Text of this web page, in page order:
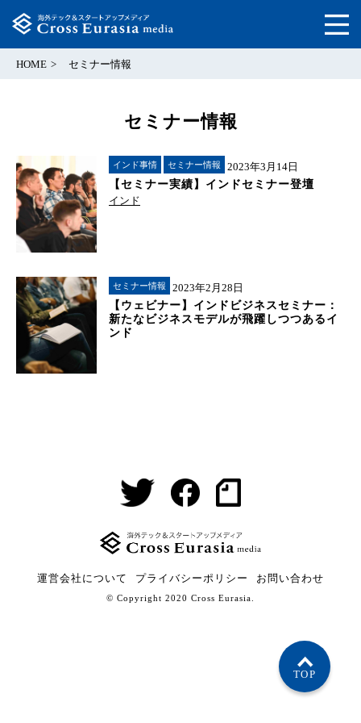
TOP
HOME セミナー情報
セミナー情報
インド事情 セミナー情報 2023年3月14日
【セミナー実績】インドセミナー登壇
インド
セミナー情報 2023年2月28日
【ウェビナー】インドビジネスセミナー：
新たなビジネスモデルが飛躍しつつあるイ
ンド
運営会社について プライバシーポリシー お問い合わせ
© Copyright 2020 Cross Eurasia.